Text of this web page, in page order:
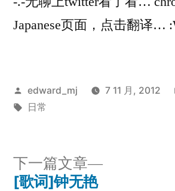
Japanese页面，点击翻译…
发
布
edward_mj 7 11 月, 2012
标
日常
下一篇文章
下
[歌词]钟无艳